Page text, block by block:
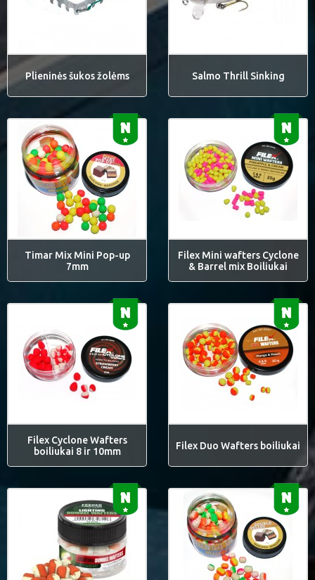
Plieninės šukos žolėms Salmo Thrill Sinking
Timar Mix Mini Pop-up
7mm
Filex Mini wafters Cyclone
& Barrel mix Boiliukai
Filex Cyclone Wafters
boiliukai 8 ir 10mm
Filex Duo Wafters boiliukai